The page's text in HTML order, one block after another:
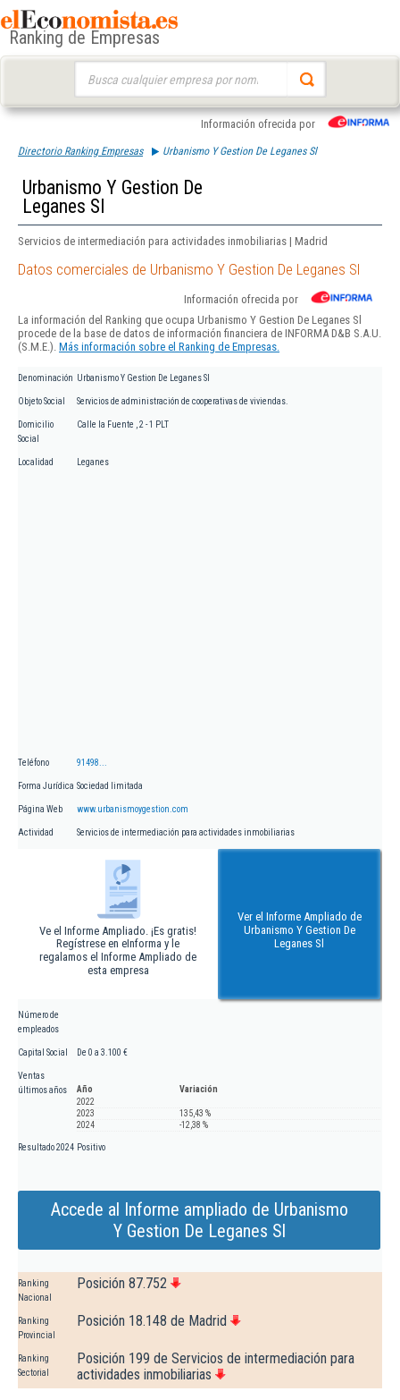
Ranking de Empresas
Información ofrecida por
Directorio Ranking Empresas Urbanismo Y Gestion De Leganes Sl
Urbanismo Y Gestion De
Leganes Sl
Servicios de intermediación para actividades inmobiliarias | Madrid
Datos comerciales de Urbanismo Y Gestion De Leganes Sl
Información ofrecida por
La información del Ranking que ocupa Urbanismo Y Gestion De Leganes Sl
procede de la base de datos de información financiera de INFORMA D&B S.A.U.
(S.M.E.). Más información sobre el Ranking de Empresas.
Denominación Urbanismo Y Gestion De Leganes Sl
Objeto Social Servicios de administración de cooperativas de viviendas.
Domicilio
Social
Calle la Fuente , 2 - 1 PLT
Localidad Leganes
Teléfono 91498...
Forma Jurídica Sociedad limitada
Página Web www.urbanismoygestion.com
Actividad Servicios de intermediación para actividades inmobiliarias
Ve el Informe Ampliado. ¡Es gratis!
Regístrese en eInforma y le
regalamos el Informe Ampliado de
esta empresa
Ver el Informe Ampliado de
Urbanismo Y Gestion De
Leganes Sl
Número de
empleados
Capital Social De 0 a 3.100 €
Ventas
últimos años
Año
Variación
2022
2023
135,43 %
2024
-12,38 %
Resultado 2024 Positivo
Accede al Informe ampliado de Urbanismo
Y Gestion De Leganes Sl
Ranking
Nacional
Posición 87.752
Ranking
Provincial
Posición 18.148 de Madrid
Ranking
Sectorial
Posición 199 de Servicios de intermediación para
actividades inmobiliarias